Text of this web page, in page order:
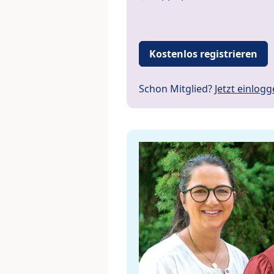
Kostenlos registrieren
Schon Mitglied? Jetzt